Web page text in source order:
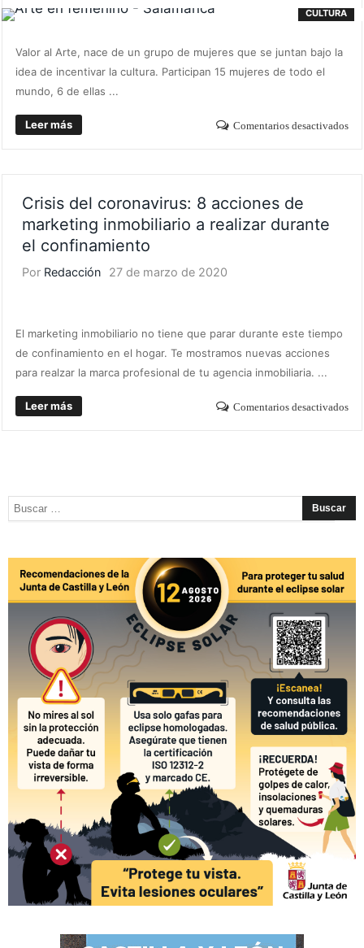
CULTURA
Valor al Arte, nace de un grupo de mujeres que se juntan bajo la
idea de incentivar la cultura. Participan 15 mujeres de todo el
mundo, 6 de ellas ...
Leer más Comentarios desactivados
Crisis del coronavirus: 8 acciones de
marketing inmobiliario a realizar durante
el confinamiento
Por Redacción 27 de marzo de 2020
El marketing inmobiliario no tiene que parar durante este tiempo
de confinamiento en el hogar. Te mostramos nuevas acciones
para realzar la marca profesional de tu agencia inmobiliaria. ...
Leer más Comentarios desactivados